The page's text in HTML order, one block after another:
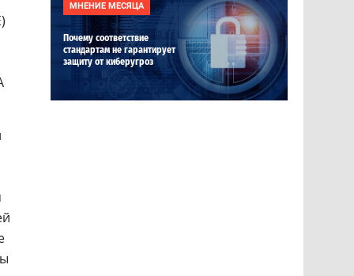
МНЕНИЕ МЕСЯЦА
Почему соответствие
стандартам не гарантирует
защиту от киберугроз